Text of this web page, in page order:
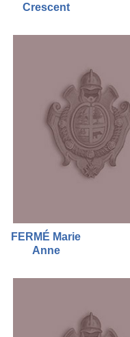
Crescent
FERMÉ Marie
Anne